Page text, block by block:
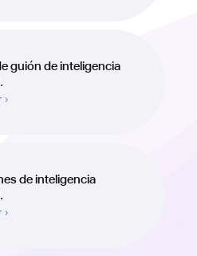
guión de inteligencia
de inteligencia